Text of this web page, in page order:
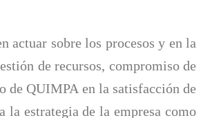
actuar sobre los procesos y en la
de recursos, compromiso de
QUIMPA en la satisfacción de
la estrategia de la empresa como